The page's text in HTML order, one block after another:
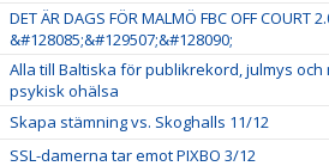
DET ÄR DAGS FÖR MALMÖ FBC OFF COURT
&#128085;&#129507;&#128090;
Alla till Baltiska för publikrekord, julmys och
psykisk ohälsa
Skapa stämning vs. Skoghalls 11/12
SSL-damerna tar emot PIXBO 3/12